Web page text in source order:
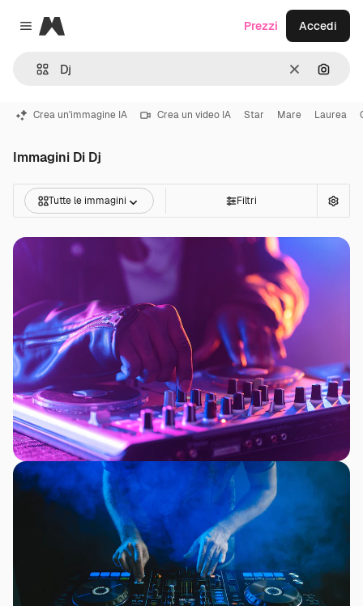
Close menu
Magnific
CancellaCerca
Prezzi Accedi
Crea un'immagine IA Crea un video IA Star Mare Laurea
Immagini Di Dj
Tutte le immagini Filtri